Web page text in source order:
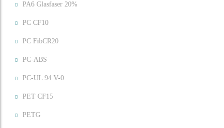
PA6 Glasfaser 20%
PC CF10
PC FibCR20
PC-ABS
PC-UL 94 V-0
PET CF15
PETG